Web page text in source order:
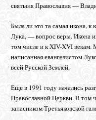
святыня Православия —
Была ли это та самая икона, к
Лука, — вопрос веры. Икона
том числе и к XIV-XVI
написанная евангелистом
всей Русской Землей.
Еще в 1991 году начались
Православной Церкви. В том
запасником Третьяковской